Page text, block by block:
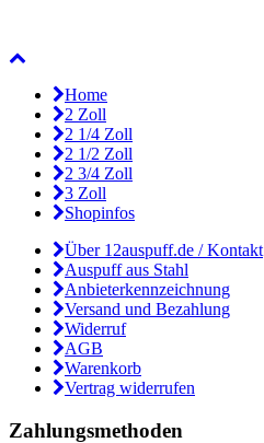
Home
2 Zoll
2 1/4 Zoll
2 1/2 Zoll
2 3/4 Zoll
3 Zoll
Shopinfos
Über 12auspuff.de / Kontakt
Auspuff aus Stahl
Anbieterkennzeichnung
Versand und Bezahlung
Widerruf
AGB
Warenkorb
Vertrag widerrufen
Zahlungsmethoden